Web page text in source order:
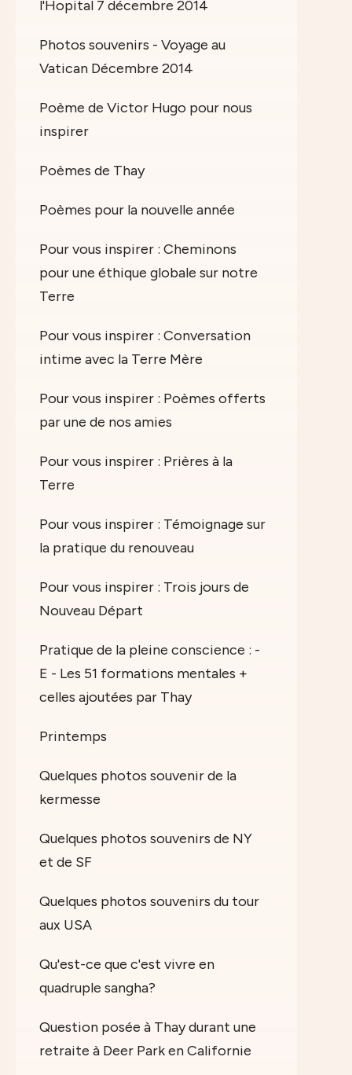
l'Hopital 7 décembre 2014
Photos souvenirs - Voyage au
Vatican Décembre 2014
Poème de Victor Hugo pour nous
inspirer
Poèmes de Thay
Poèmes pour la nouvelle année
Pour vous inspirer : Cheminons
pour une éthique globale sur notre
Terre
Pour vous inspirer : Conversation
intime avec la Terre Mère
Pour vous inspirer : Poèmes offerts
par une de nos amies
Pour vous inspirer : Prières à la
Terre
Pour vous inspirer : Témoignage sur
la pratique du renouveau
Pour vous inspirer : Trois jours de
Nouveau Départ
Pratique de la pleine conscience : -
E - Les 51 formations mentales +
celles ajoutées par Thay
Printemps
Quelques photos souvenir de la
kermesse
Quelques photos souvenirs de NY
et de SF
Quelques photos souvenirs du tour
aux USA
Qu'est-ce que c'est vivre en
quadruple sangha?
Question posée à Thay durant une
retraite à Deer Park en Californie